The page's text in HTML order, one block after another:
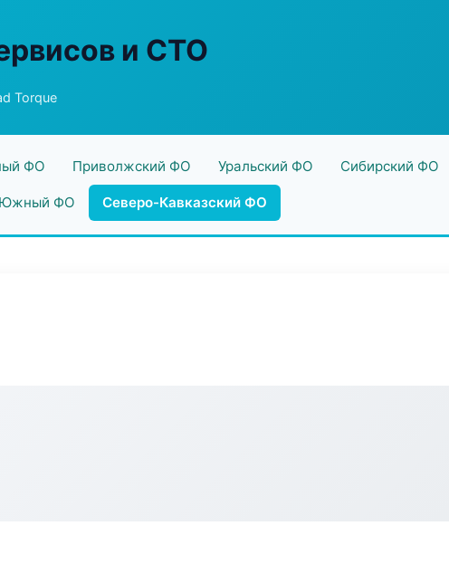
и СТО
Torque
ФО Приволжский ФО Уральский ФО Сибирский ФО
Южный ФО Северо-Кавказский ФО